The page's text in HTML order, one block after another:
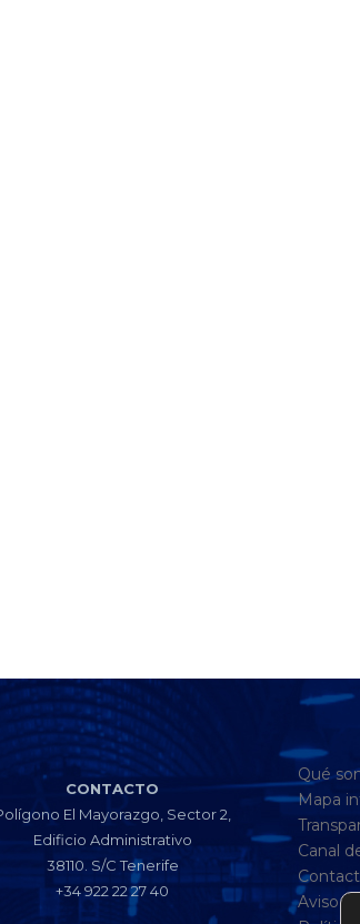
CONTACTO
El Mayorazgo, Sector 2,
Edificio Administrativo
38110. S/C Tenerife
+34 922 22 27 40
Qué
Mapa
Canal
Aviso